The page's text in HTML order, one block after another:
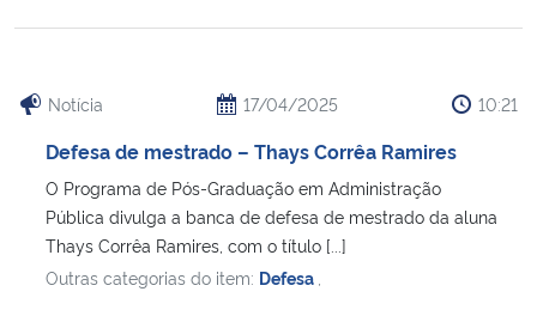
Notícia 17/04/2025 10:21
Defesa de mestrado – Thays Corrêa Ramires
O Programa de Pós-Graduação em Administração
Pública divulga a banca de defesa de mestrado da aluna
Thays Corrêa Ramires, com o título [...]
Outras categorias do item: Defesa